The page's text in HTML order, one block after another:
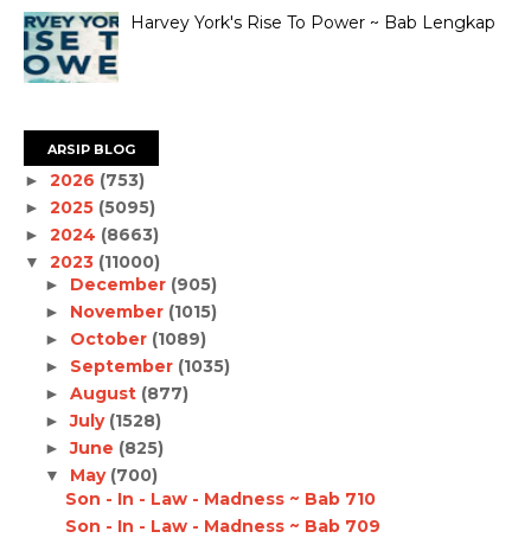
Harvey York's Rise To Power ~ Bab Lengkap
ARSIP BLOG
► 2026 (753)
► 2025 (5095)
► 2024 (8663)
▼ 2023 (11000)
► December (905)
► November (1015)
► October (1089)
► September (1035)
► August (877)
►July (1528)
►June (825)
▼ May (700)
Son - In - Law - Madness ~ Bab 710
Son - In - Law - Madness ~ Bab 709